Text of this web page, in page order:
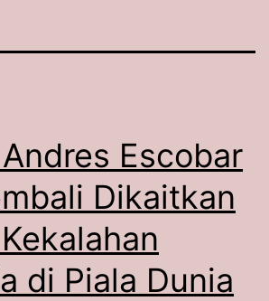
Escobar
Dikaitkan
di Piala Dunia